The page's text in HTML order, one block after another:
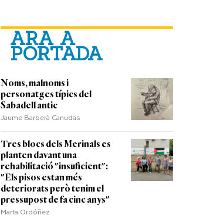
ARA A
PORTADA
Noms, malnoms i
personatges típics del
Sabadell antic
Jaume Barberà Canudas
Tres blocs dels Merinals es
planten davant una
rehabilitació "insuficient":
"Els pisos estan més
deteriorats però tenim el
pressupost de fa cinc anys"
Marta Ordóñez